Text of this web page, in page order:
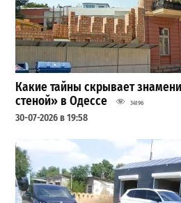
Какие тайны скрывает
стеной» в Одессе
34196
30-07-2026 в 19:58